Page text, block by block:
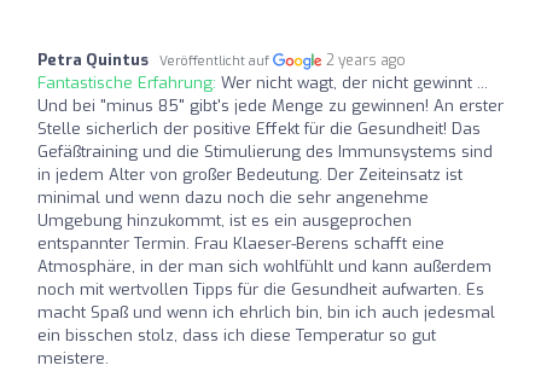
Petra Quintus Veröffentlicht auf 2 years ago
Fantastische Erfahrung: Wer nicht wagt, der nicht gewinnt ...
Und bei "minus 85" gibt's jede Menge zu gewinnen! An erster
Stelle sicherlich der positive Effekt für die Gesundheit! Das
Gefäßtraining und die Stimulierung des Immunsystems sind
in jedem Alter von großer Bedeutung. Der Zeiteinsatz ist
minimal und wenn dazu noch die sehr angenehme
Umgebung hinzukommt, ist es ein ausgeprochen
entspannter Termin. Frau Klaeser-Berens schafft eine
Atmosphäre, in der man sich wohlfühlt und kann außerdem
noch mit wertvollen Tipps für die Gesundheit aufwarten. Es
macht Spaß und wenn ich ehrlich bin, bin ich auch jedesmal
ein bisschen stolz, dass ich diese Temperatur so gut
meistere.